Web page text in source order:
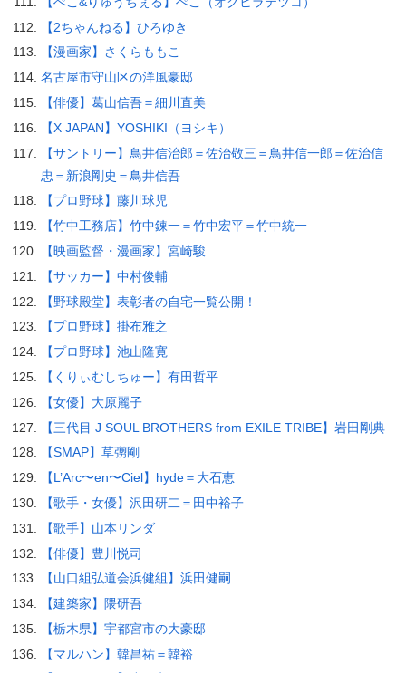
【2ちゃんねる】ひろゆき
【漫画家】さくらももこ
名古屋市守山区の洋風豪邸
【俳優】葛山信吾＝細川直美
【X JAPAN】YOSHIKI（ヨシキ）
【サントリー】鳥井信治郎＝佐治敬三＝鳥井信一郎＝佐治信
忠＝新浪剛史＝鳥井信吾
【プロ野球】藤川球児
【竹中工務店】竹中錬一＝竹中宏平＝竹中統一
【映画監督・漫画家】宮崎駿
【サッカー】中村俊輔
【野球殿堂】表彰者の自宅一覧公開！
【プロ野球】掛布雅之
【プロ野球】池山隆寛
【くりぃむしちゅー】有田哲平
【女優】大原麗子
【三代目 J SOUL BROTHERS from EXILE TRIBE】岩田剛典
【SMAP】草彅剛
【L’Arc〜en〜Ciel】hyde＝大石恵
【歌手・女優】沢田研二＝田中裕子
【歌手】山本リンダ
【俳優】豊川悦司
【山口組弘道会浜健組】浜田健嗣
【建築家】隈研吾
【栃木県】宇都宮市の大豪邸
【マルハン】韓昌祐＝韓裕